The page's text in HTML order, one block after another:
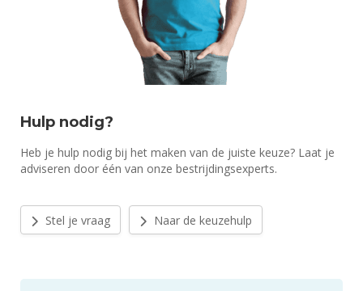
Hulp nodig?
Heb je hulp nodig bij het maken van de juiste keuze? Laat je
adviseren door één van onze bestrijdingsexperts.
Stel je vraag Naar de keuzehulp